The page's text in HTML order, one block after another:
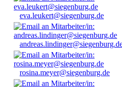
eva.leukert@siegenburg.de
rosina.meyer@siegenburg.de